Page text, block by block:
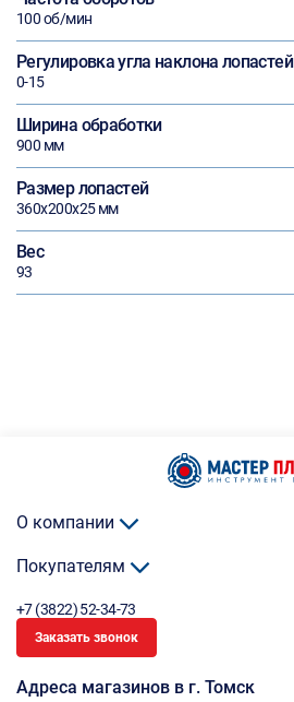
100 об/мин
Регулировка угла наклона лопастей
0-15
Ширина обработки
900 мм
Размер лопастей
360х200х25 мм
Вес
93
О компании
Покупателям
+7 (3822) 52-34-73
Заказать звонок
Адреса магазинов в г. Томск